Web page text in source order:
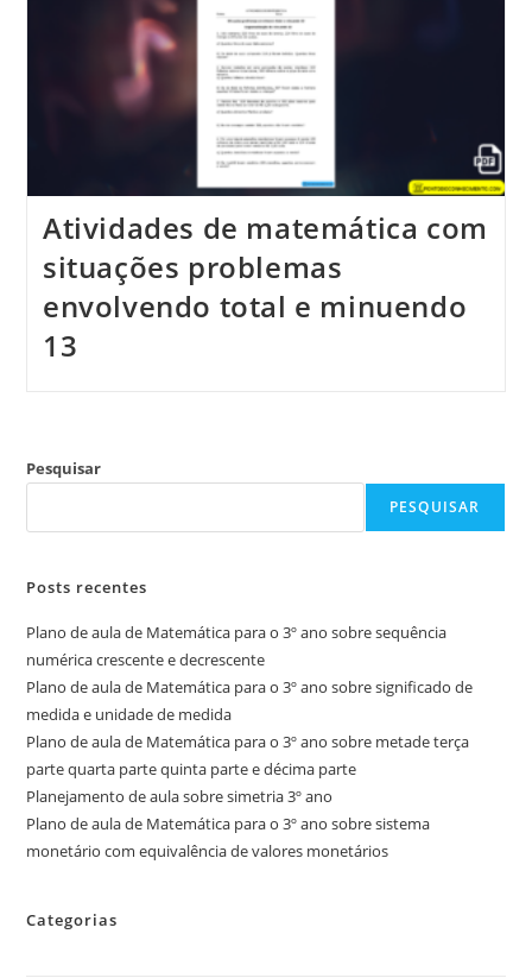
Atividades de matemática com
situações problemas
envolvendo total e minuendo
13
Pesquisar
PESQUISAR
Posts recentes
Plano de aula de Matemática para o 3º ano sobre sequência
numérica crescente e decrescente
Plano de aula de Matemática para o 3º ano sobre significado de
medida e unidade de medida
Plano de aula de Matemática para o 3º ano sobre metade terça
parte quarta parte quinta parte e décima parte
Planejamento de aula sobre simetria 3º ano
Plano de aula de Matemática para o 3º ano sobre sistema
monetário com equivalência de valores monetários
Categorias